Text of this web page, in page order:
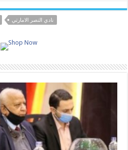
نادي النصر الامارتي